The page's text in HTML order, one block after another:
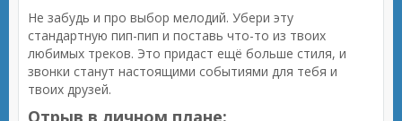
Не забудь и про выбор мелодий. Убери эту
стандартную пип-пип и поставь что-то из твоих
любимых треков. Это придаст ещё больше стиля, и
звонки станут настоящими событиями для тебя и
твоих друзей.
Отрыв в личном плане: